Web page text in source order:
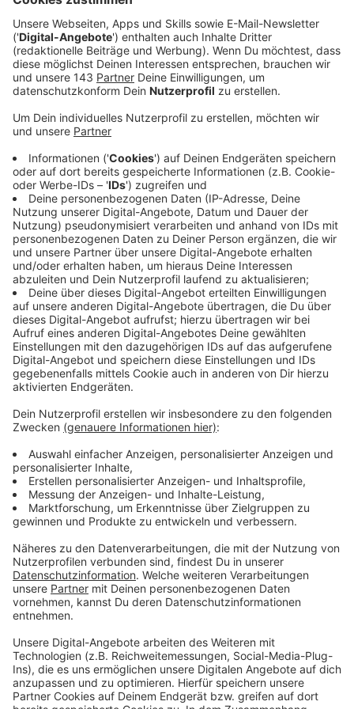
Anzeige
Der 29-Jährige besingt die Ausflucht eines
und leichter Bekleidung kontrastreich und farbenfroh
lautet die Zeile. Den Treibstoff von "Weekend Lover"
bildet die Vorfreude auf jene 48 Stunden, in denen
Lust und Ekstase keine Grenzen gesetzt seien sollen,
in denen alles kann und nichts muss. Das Wochenende
als Utopie und Sehnsuchtsort des Alltagstrotts und
als Inbegriff des echten Lebens.
Entstanden ist "Weekend Lover" nicht bloß unter
Mithilfe von Santos’ langjährigen Weggefährten
Djorkaeff und Beatzarre, sondern auch in Kollaboration
mit dem Producer-Powerhouse Purple Disco Machine.
Den Song könnt ihr euch hier anhören.
Wir benötigen Ihre
Zustimmung, um den YouTube
Video-Service zu laden!
Wir verwenden einen Service eines
Drittanbieters, um Videoinhalte
einzubetten. Dieser Service kann
Daten zu Ihren Aktivitäten
Details durch und stimmen Sie der
Nutzung des Service zu, um dieses
Video anzusehen.
Mehr Informationen